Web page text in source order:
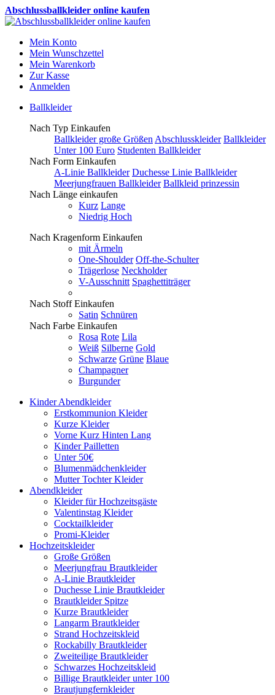
Abschlussballkleider online kaufen
Mein Konto
Mein Wunschzettel
Mein Warenkorb
Zur Kasse
Anmelden
Ballkleider
Nach Typ Einkaufen
Ballkleider große Größen Abschlusskleider Ballkleider
Unter 100 Euro Studenten Ballkleider
Nach Form Einkaufen
A-Linie Ballkleider Duchesse Linie Ballkleider
Meerjungfrauen Ballkleider Ballkleid prinzessin
Nach Länge einkaufen
Kurz Lange
Niedrig Hoch
Nach Kragenform Einkaufen
mit Ärmeln
One-Shoulder Off-the-Schulter
Trägerlose Neckholder
V-Ausschnitt Spaghettiträger
Nach Stoff Einkaufen
Satin Schnüren
Nach Farbe Einkaufen
Rosa Rote Lila
Weiß Silberne Gold
Schwarze Grüne Blaue
Champagner
Burgunder
Kinder Abendkleider
Erstkommunion Kleider
Kurze Kleider
Vorne Kurz Hinten Lang
Kinder Pailletten
Unter 50€
Blumenmädchenkleider
Mutter Tochter Kleider
Abendkleider
Kleider für Hochzeitsgäste
Valentinstag Kleider
Cocktailkleider
Promi-Kleider
Hochzeitskleider
Große Größen
Meerjungfrau Brautkleider
A-Linie Brautkleider
Duchesse Linie Brautkleider
Brautkleider Spitze
Kurze Brautkleider
Langarm Brautkleider
Strand Hochzeitskleid
Rockabilly Brautkleider
Zweiteilige Brautkleider
Schwarzes Hochzeitskleid
Billige Brautkleider unter 100
Brautjungfernkleider